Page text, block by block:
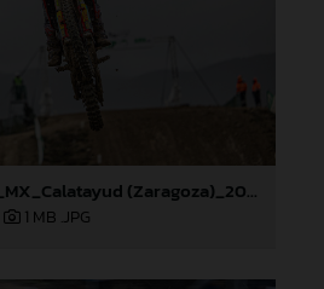
Gerard Congost_CE_MX_Calatayud (Zaragoza)_2024
1 MB .JPG